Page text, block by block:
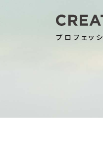
プロフェッ